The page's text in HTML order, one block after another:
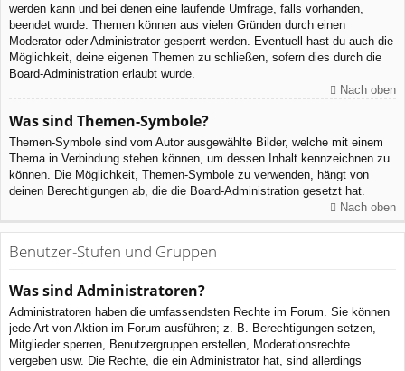
werden kann und bei denen eine laufende Umfrage, falls vorhanden,
beendet wurde. Themen können aus vielen Gründen durch einen
Moderator oder Administrator gesperrt werden. Eventuell hast du auch die
Möglichkeit, deine eigenen Themen zu schließen, sofern dies durch die
Board-Administration erlaubt wurde.
Nach oben
Was sind Themen-Symbole?
Themen-Symbole sind vom Autor ausgewählte Bilder, welche mit einem
Thema in Verbindung stehen können, um dessen Inhalt kennzeichnen zu
können. Die Möglichkeit, Themen-Symbole zu verwenden, hängt von
deinen Berechtigungen ab, die die Board-Administration gesetzt hat.
Nach oben
Benutzer-Stufen und Gruppen
Was sind Administratoren?
Administratoren haben die umfassendsten Rechte im Forum. Sie können
jede Art von Aktion im Forum ausführen; z. B. Berechtigungen setzen,
Mitglieder sperren, Benutzergruppen erstellen, Moderationsrechte
vergeben usw. Die Rechte, die ein Administrator hat, sind allerdings